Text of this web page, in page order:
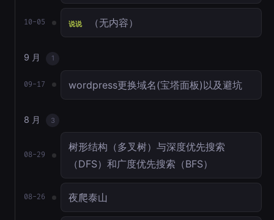
10-05 说说 （无内容）
9 月 1
09-17 wordpress更换域名(宝塔面板)以及避坑
8 月 3
08-29
树形结构（多叉树）与深度优先搜索
（DFS）和广度优先搜索（BFS）
08-26 夜爬泰山